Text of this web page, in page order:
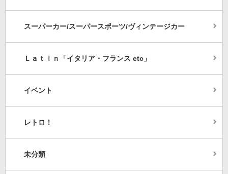
スーパーカー/スーパースポーツ/ヴィンテージカー
Ｌａｔｉｎ「イタリア・フランス etc」
イベント
レトロ！
未分類